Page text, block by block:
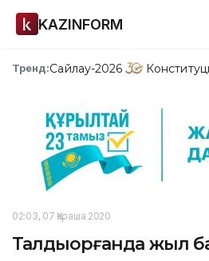
KAZINFORM
Тренд:Сайлау-2026
02:03, 07 Қараша 2020
Талдықорғанда жыл